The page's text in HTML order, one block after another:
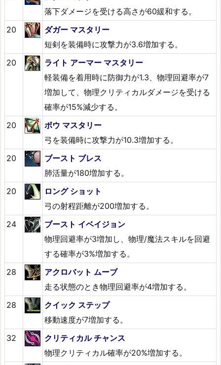
落下ダメージを受ける高さが60緩和する。
20
ダガー マスタリー
短剣を装備時に攻撃力が3.6増加する。
20
ライト アーマー マスタリー
軽装備を着用時に防御力が1.3、物理回避率が7
増加して、物理クリティカルダメージを受ける
確率が15%減少する。
20
ボウ マスタリー
弓を装備時に攻撃力が10.3増加する。
20
ブースト ブレス
肺活量が180増加する。
20
ロング ショット
弓の射程距離が200増加する。
24
ブースト イベイジョン
物理回避率が3増加し、物理/魔法スキルを回避
する確率が3%増加する。
28
アクロバット ムーブ
走る状態のとき物理回避率が4増加する。
28
クイック ステップ
移動速度が7増加する。
32
クリティカル チャンス
物理クリティカル確率が20%増加する。